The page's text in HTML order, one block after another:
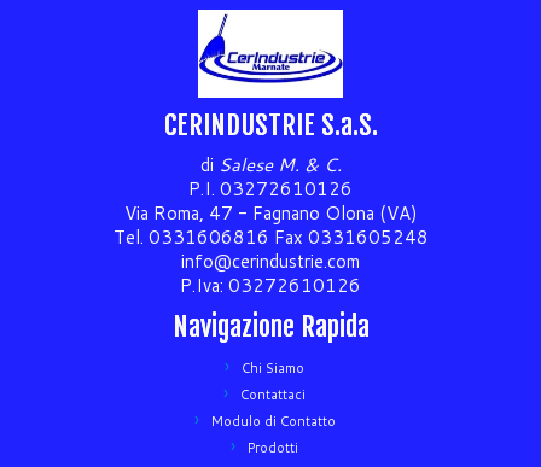
CERINDUSTRIE S.a.S.
di Salese M. & C.
P.I. 03272610126
Via Roma, 47 - Fagnano Olona (VA)
Tel. 0331606816 Fax 0331605248
info@cerindustrie.com
P.Iva: 03272610126
Navigazione Rapida
Chi Siamo
Contattaci
Modulo di Contatto
Prodotti